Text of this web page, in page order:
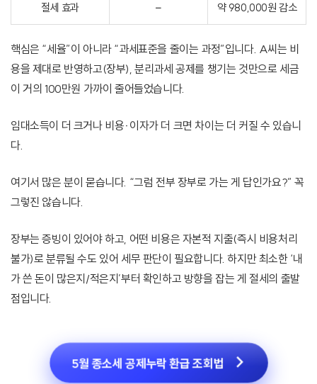
절세 효과 – 약 980,000원 감소
핵심은 “세율”이 아니라 “과세표준을 줄이는 과정”입니다. A씨는 비
용을 제대로 반영하고(장부), 분리과세 공제를 챙기는 것만으로 세금
이 거의 100만원 가까이 줄어들었습니다.
임대소득이 더 크거나 비용·이자가 더 크면 차이는 더 커질 수 있습니
다.
여기서 많은 분이 묻습니다. “그럼 전부 장부로 가는 게 답인가요?” 꼭
그렇진 않습니다.
장부는 증빙이 있어야 하고, 어떤 비용은 자본적 지출(즉시 비용처리
불가)로 분류될 수도 있어 세무 판단이 필요합니다. 하지만 최소한 ‘내
가 쓴 돈이 많은지/적은지’부터 확인하고 방향을 잡는 게 절세의 출발
점입니다.
5월 종소세 공제누락 환급 조회법